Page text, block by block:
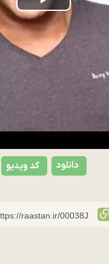
Play
Video
کد ویدیو دانلود